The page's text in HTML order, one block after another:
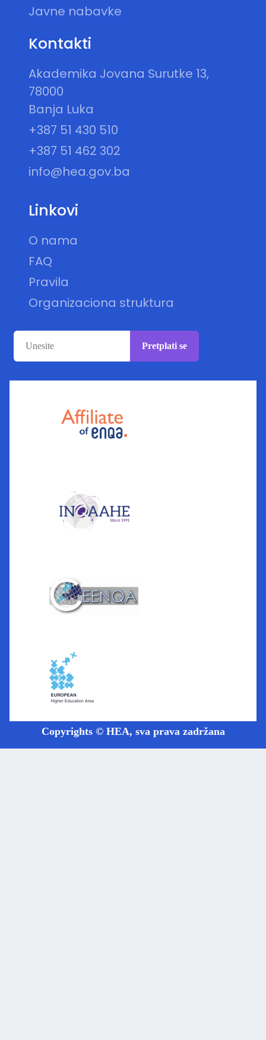
Javne nabavke
Kontakti
Akademika Jovana Surutke 13,
78000
Banja Luka
+387 51 430 510
+387 51 462 302
info@hea.gov.ba
Linkovi
O nama
FAQ
Pravila
Organizaciona struktura
Pretplati se
Copyrights © HEA, sva prava zadržana